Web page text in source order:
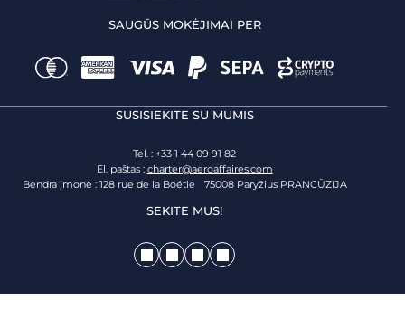
SAUGŪS MOKĖJIMAI PER
SUSISIEKITE SU MUMIS
Tel. : +33 1 44 09 91 82
El. paštas : charter@aeroaffaires.com
Bendra įmonė : 128 rue de la Boétie 75008 Paryžius PRANCŪZIJA
SEKITE MUS!